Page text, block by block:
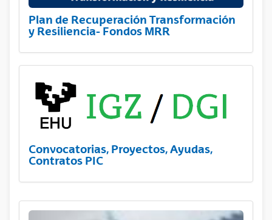
Plan de Recuperación Transformación
y Resiliencia- Fondos MRR
Convocatorias, Proyectos, Ayudas,
Contratos PIC